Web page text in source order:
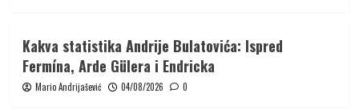
Kakva statistika Andrije Bulatovića: Ispred
Fermína, Arde Gülera i Endricka
Mario Andrijašević 04/08/2026 0